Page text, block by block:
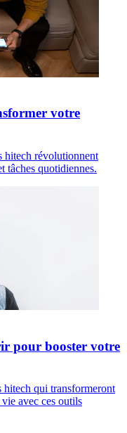
votre
hitech révolutionnent
tâches quotidiennes.
pour booster votre
hitech qui transformeront
avec ces outils